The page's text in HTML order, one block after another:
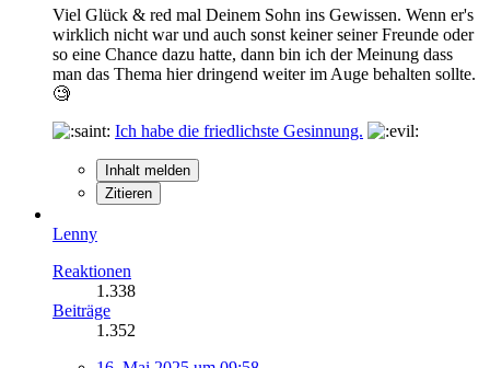
Viel Glück & red mal Deinem Sohn ins Gewissen. Wenn er's
wirklich nicht war und auch sonst keiner seiner Freunde oder
so eine Chance dazu hatte, dann bin ich der Meinung dass
man das Thema hier dringend weiter im Auge behalten sollte.
🧐
Ich habe die friedlichste Gesinnung.
Inhalt melden
Zitieren
Lenny
Reaktionen
1.338
Beiträge
1.352